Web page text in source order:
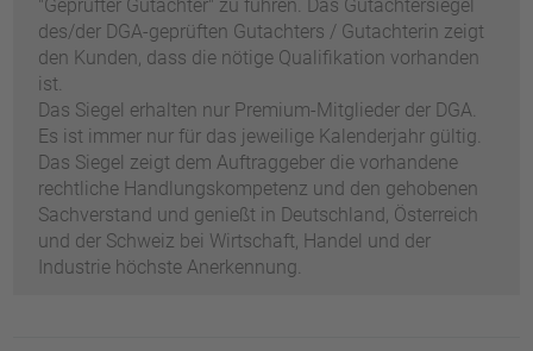
"Geprüfter Gutachter" zu führen. Das Gutachtersiegel
des/der DGA-geprüften Gutachters / Gutachterin zeigt
den Kunden, dass die nötige Qualifikation vorhanden
ist.
Das Siegel erhalten nur Premium-Mitglieder der DGA.
Es ist immer nur für das jeweilige Kalenderjahr gültig.
Das Siegel zeigt dem Auftraggeber die vorhandene
rechtliche Handlungskompetenz und den gehobenen
Sachverstand und genießt in Deutschland, Österreich
und der Schweiz bei Wirtschaft, Handel und der
Industrie höchste Anerkennung.